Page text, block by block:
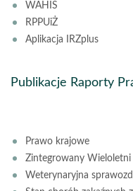
WAHIS
RPPUiŻ
Aplikacja IRZplus
Publikacje Raporty
Prawo krajowe
Zintegrowany Wieloletni
Weterynaryjna